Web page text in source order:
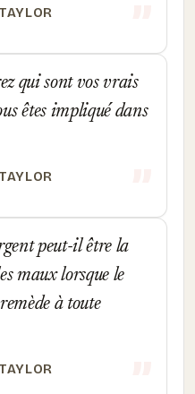
qui sont vos vrais
êtes impliqué dans
peut-il être la
maux lorsque le
à toute